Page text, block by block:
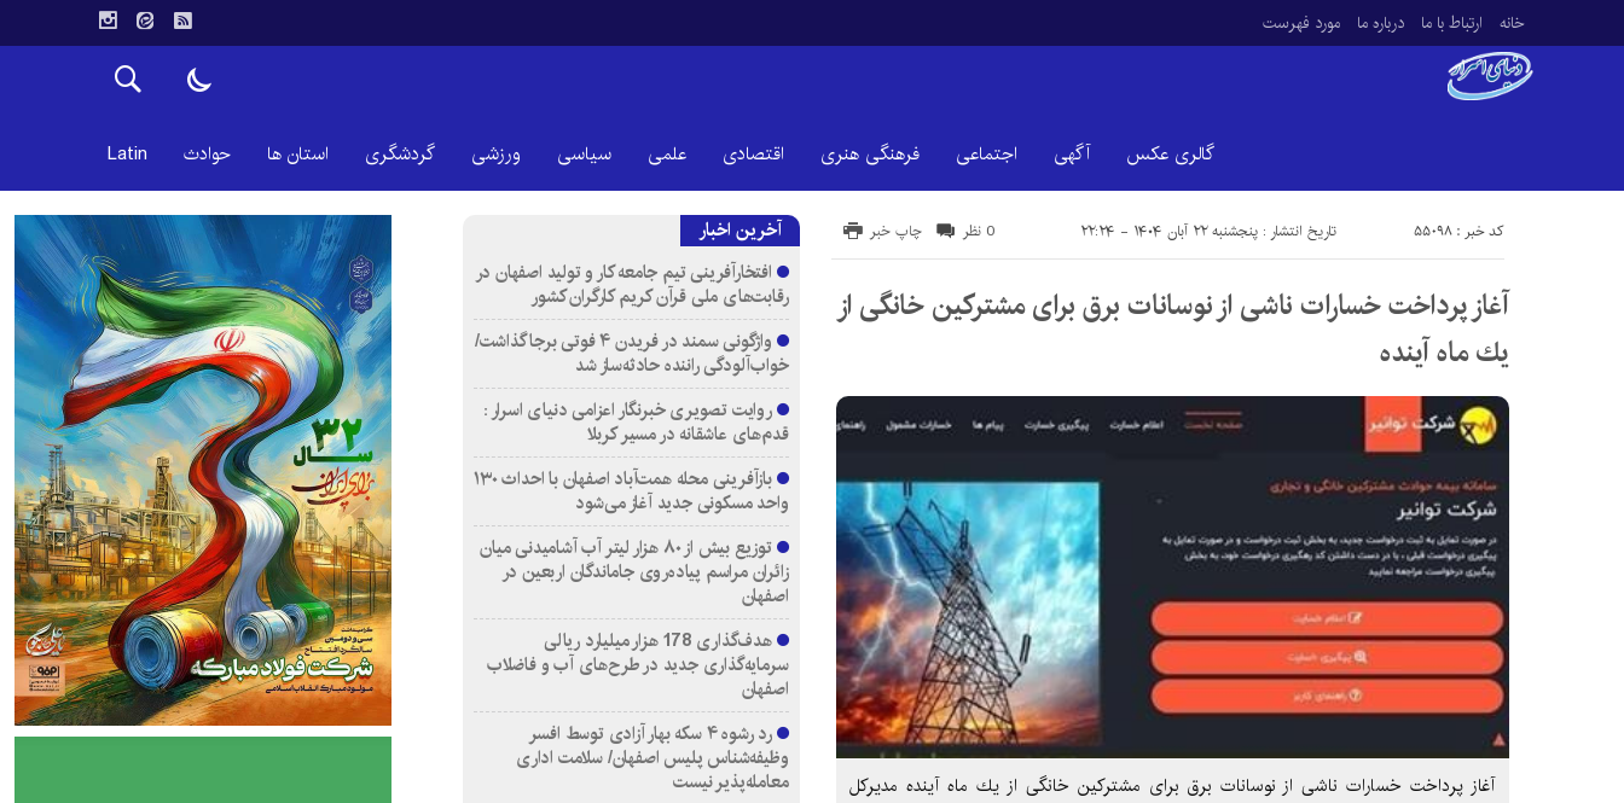
خانه ارتباط با ما درباره ما مورد فهرست
گالری عکس آگهی اجتماعی فرهنگی هنری اقتصادی علمی سیاسی ورزشی گردشگری استان ها حوادث Latin
تاریخ انتشار : پنجشنبه ۲۲ آبان ۱۴۰۴ - ۲۲:۲۴ کد خبر : 55098 چاپ خبر 0 نظر
آغاز پرداخت خسارات ناشی از نوسانات برق برای مشتركین خانگی از
یك ماه آینده
آغاز پرداخت خسارات ناشی از نوسانات برق برای مشتركین خانگی از یك ماه آینده مدیرکل
آخرین اخبار
افتخارآفرینی تیم جامعه کار و تولید اصفهان در
رقابت‌های ملی قرآن کریم کارگران کشور
واژگونی سمند در فریدن ۴ فوتی برجا گذاشت/
خواب‌آلودگی راننده حادثه‌ساز شد
روایت تصویری خبرنگار اعزامی دنیای اسرار :
قدم‌های عاشقانه در مسیر کربلا
بازآفرینی محله همت‌آباد اصفهان با احداث ۱۳۰
واحد مسکونی جدید آغاز می‌شود
توزیع بیش از ۸۰ هزار لیتر آب آشامیدنی میان
زائران مراسم پیاده‌روی جاماندگان اربعین در
اصفهان
هدف‌گذاری 178 هزار میلیارد ریالی
سرمایه‌گذاری جدید در طرح‌های آب و فاضلاب
اصفهان
رد رشوه ۴ سکه بهار آزادی توسط افسر
وظیفه‌شناس پلیس اصفهان/ سلامت اداری
معامله‌پذیر نیست